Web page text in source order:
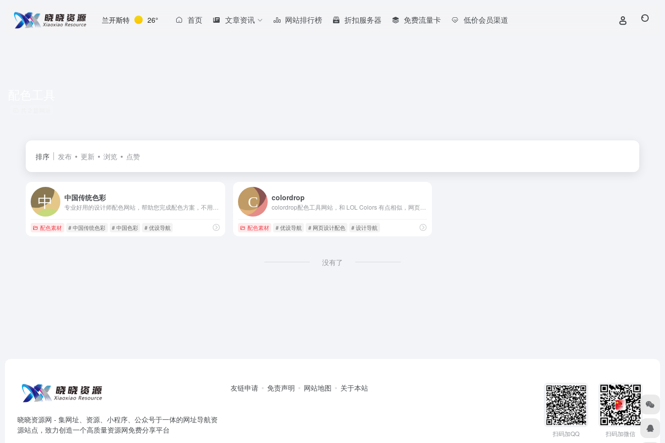
兰开斯特 26° 首页 文章资讯 网站排行榜 折扣服务器 免费流量卡 低价会员渠道
排序 发布 更新 浏览 点赞
中国传统色彩
配色素材 # 中国传统色彩 # 中国色彩 # 优设导航
colordrop
colordrop配色工具网站，和 LOL Colors 有点相似，网页设计相当简单，提供各种色彩组合，没有太多额外或复杂难懂的功能，简单易操作。
配色素材 # 优设导航 # 网页设计配色 # 设计导航
没有了
晓晓资源网 - 集网址、资源、小程序、公众号于一体的网址导航资
源站点，致力创造一个高质量资源网免费分享平台
友链申请 免责声明 网站地图 关于本站
扫码加QQ 扫码加微信